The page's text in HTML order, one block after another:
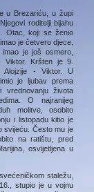
u Brezariću, u župi
roditelji bijahu
Otac, koji se ženio
je četvero djece,
je još osmero,
Viktor. Kršten je 9.
- Viktor. U
je ljubav prema
vrednovanju života
O najranijeg
molitve, osobito
i listopadu kitio je
svijeću. Često mu je
na ratištu, pred
osvijetljena u
staležu,
stupio je u vojnu